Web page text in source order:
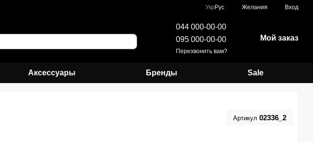
Укр Рус Желания Вход
044 000-00-00
095 000-00-00
Перезвонить вам?
Мой заказ
Аксессуары Бренды Sale
Артикул 02336_2